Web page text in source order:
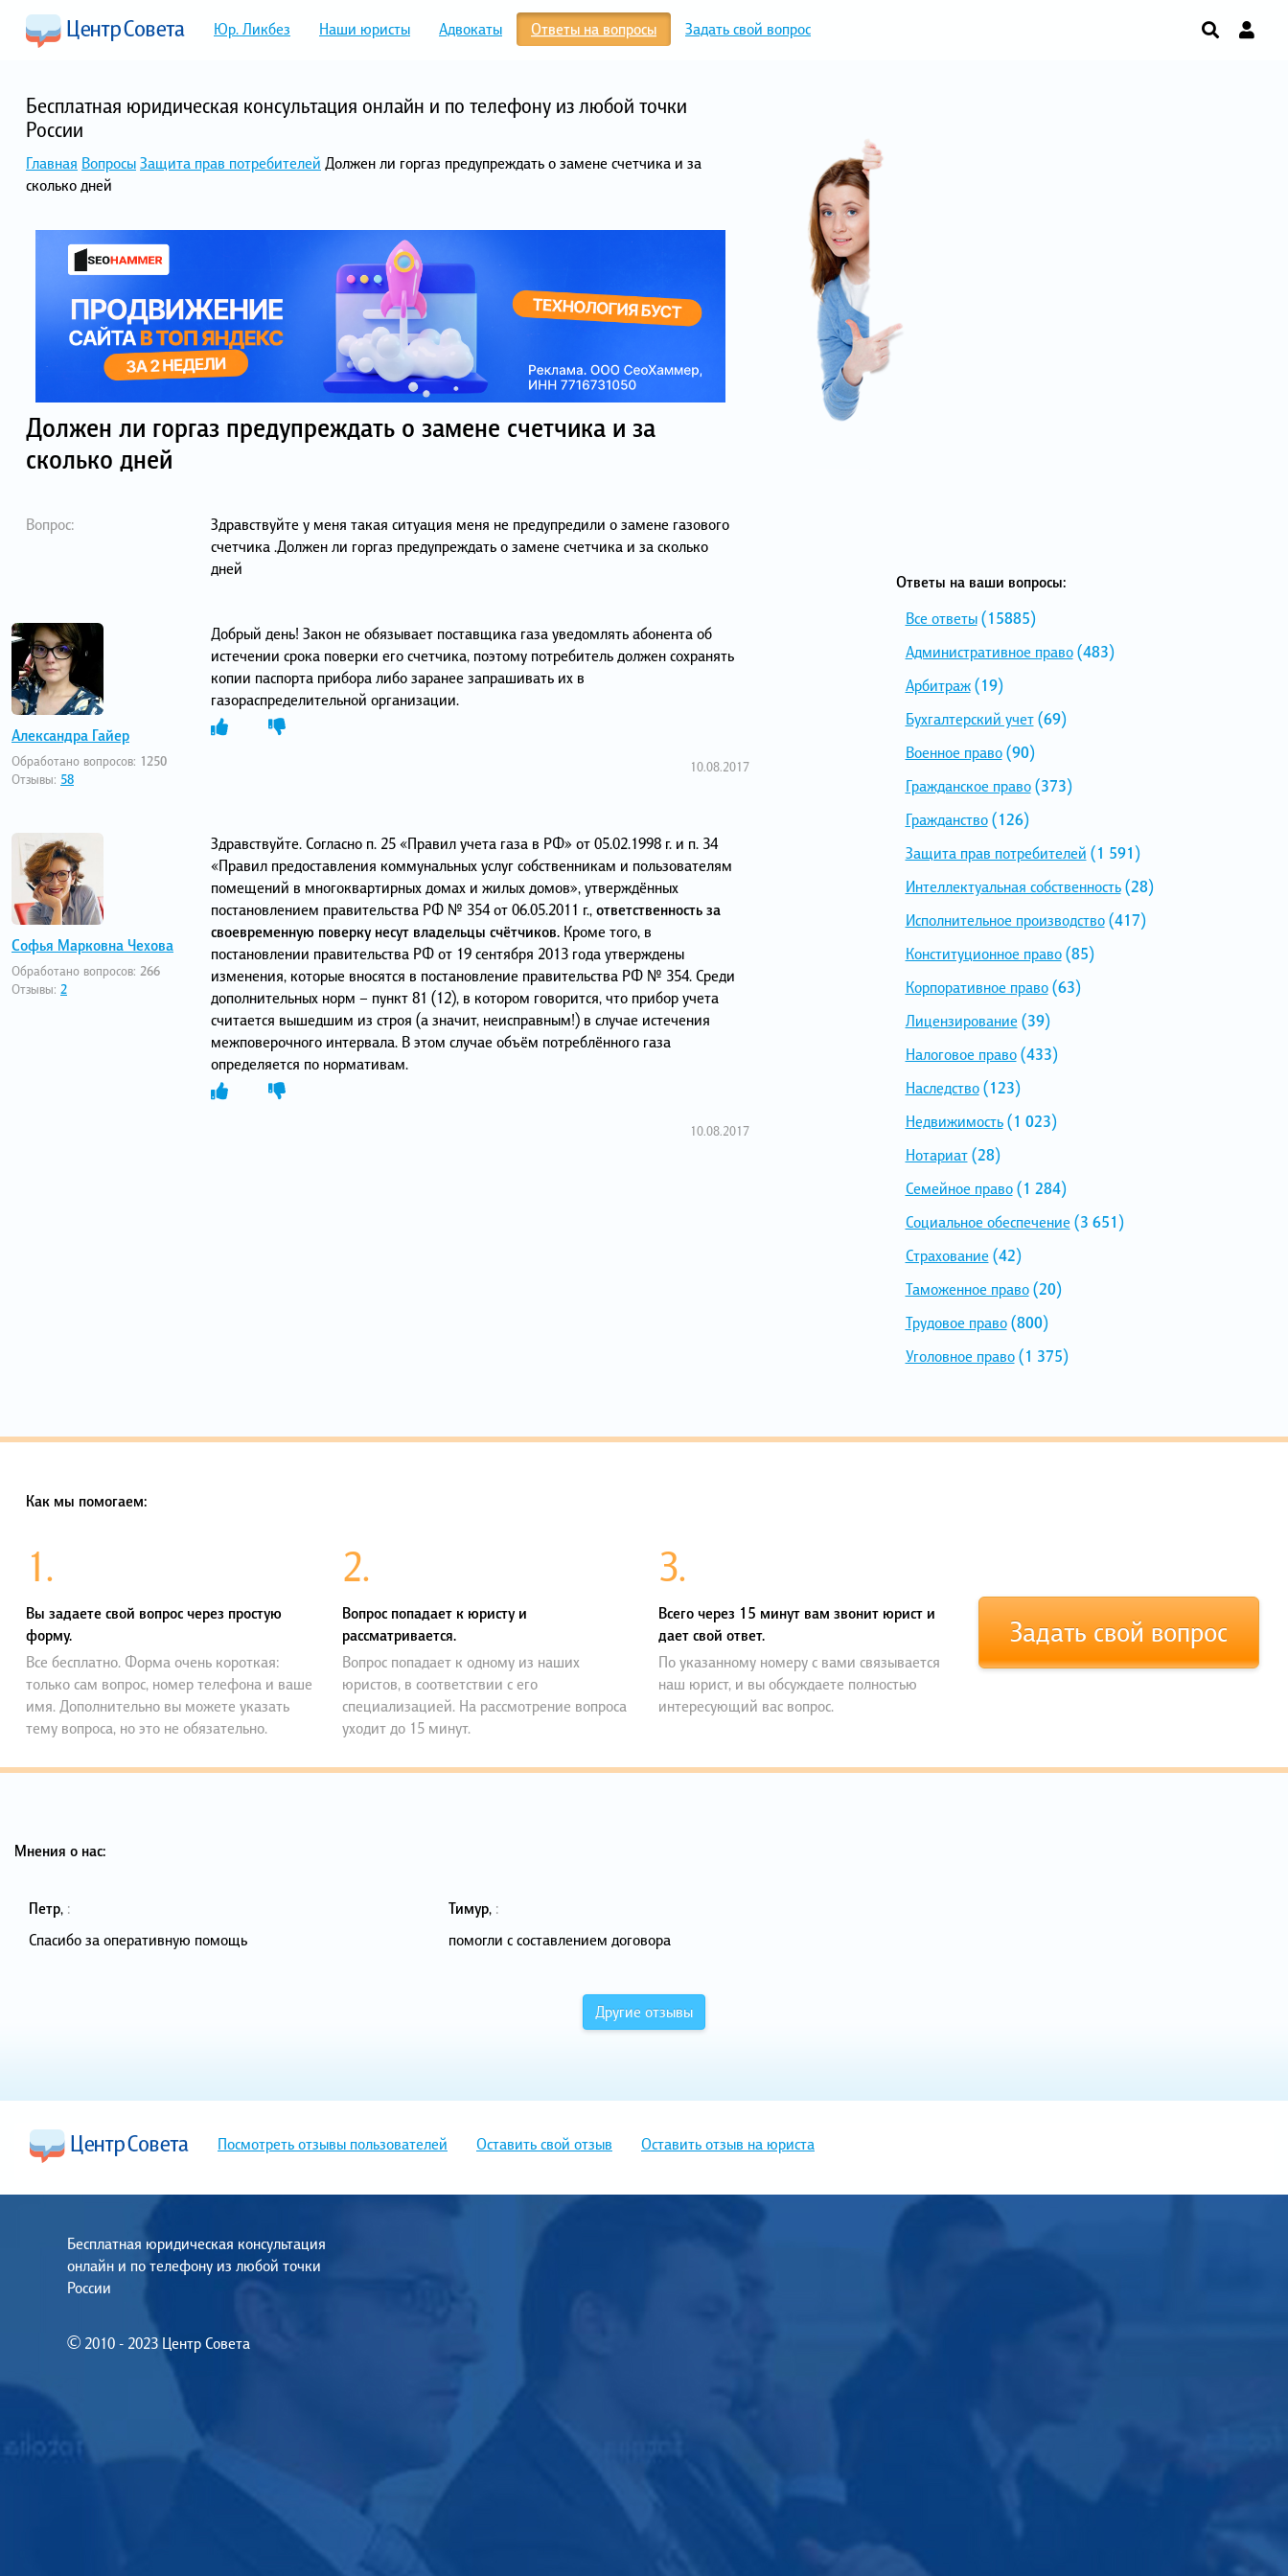
Юр. Ликбез Наши юристы Адвокаты Ответы на вопросы Задать свой вопрос
Бесплатная юридическая консультация онлайн и по телефону из любой точки
России
Главная ВопросыЗащита прав потребителей Должен ли горгаз предупреждать о замене счетчика и за
сколько дней
Должен ли горгаз предупреждать о замене счетчика и за
сколько дней
Вопрос:
Здравствуйте у меня такая ситуация меня не предупредили о замене газового
счетчика .Должен ли горгаз предупреждать о замене счетчика и за сколько
дней
Александра Гайер
Обработано вопросов: 1250
Отзывы: 58
Добрый день! Закон не обязывает поставщика газа уведомлять абонента об
истечении срока поверки его счетчика, поэтому потребитель должен сохранять
копии паспорта прибора либо заранее запрашивать их в
газораспределительной организации.
10.08.2017
Софья Марковна Чехова
Обработано вопросов: 266
Отзывы: 2
Здравствуйте. Согласно п. 25 «Правил учета газа в РФ» от 05.02.1998 г. и п. 34
«Правил предоставления коммунальных услуг собственникам и пользователям
помещений в многоквартирных домах и жилых домов», утверждённых
постановлением правительства РФ № 354 от 06.05.2011 г.,ответственность за
своевременную поверку несут владельцы счётчиков.Кроме того, в
постановлении правительства РФ от 19 сентября 2013 года утверждены
изменения, которые вносятся в постановление правительства РФ № 354. Среди
дополнительных норм – пункт 81 (12), в котором говорится, что прибор учета
считается вышедшим из строя (а значит, неисправным!) в случае истечения
межповерочного интервала. В этом случае объём потреблённого газа
определяется по нормативам.
10.08.2017
Ответы на ваши вопросы:
Все ответы(15885)
Административное право(483)
Арбитраж(19)
Бухгалтерский учет(69)
Военное право(90)
Гражданское право(373)
Гражданство(126)
Защита прав потребителей (1 591)
Интеллектуальная собственность(28)
Исполнительное производство(417)
Конституционное право(85)
Корпоративное право(63)
Лицензирование (39)
Налоговое право(433)
Наследство(123)
Недвижимость(1 023)
Нотариат(28)
Семейное право(1 284)
Социальное обеспечение (3 651)
Страхование (42)
Таможенное право(20)
Трудовое право(800)
Уголовное право(1 375)
Как мы помогаем:
1.
Вы задаете свой вопрос через простую
форму.
Все бесплатно. Форма очень короткая:
только сам вопрос, номер телефона и ваше
имя. Дополнительно вы можете указать
тему вопроса, но это не обязательно.
2.
Вопрос попадает к юристу и
рассматривается.
Вопрос попадает к одному из наших
юристов, в соответствии с его
специализацией. На рассмотрение вопроса
уходит до 15 минут.
3.
Всего через 15 минут вам звонит юрист и
дает свой ответ.
По указанному номеру с вами связывается
наш юрист, и вы обсуждаете полностью
интересующий вас вопрос.
Задать свой вопрос
Мнения о нас:
Петр, :
Спасибо за оперативную помощь
Тимур, :
помогли с составлением договора
Другие отзывы
Посмотреть отзывы пользователей Оставить свой отзыв Оставить отзыв на юриста
Бесплатная юридическая консультация
онлайн и по телефону из любой точки
России
© 2010 - 2023 Центр Совета